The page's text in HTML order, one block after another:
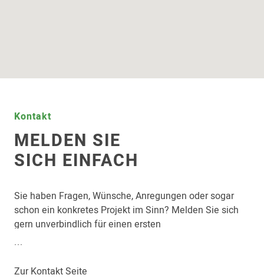
Kontakt
MELDEN SIE
SICH EINFACH
Sie haben Fragen, Wünsche, Anregungen oder sogar
schon ein konkretes Projekt im Sinn? Melden Sie sich
gern unverbindlich für einen ersten
unterstützen können.
.
Zur Kontakt Seite